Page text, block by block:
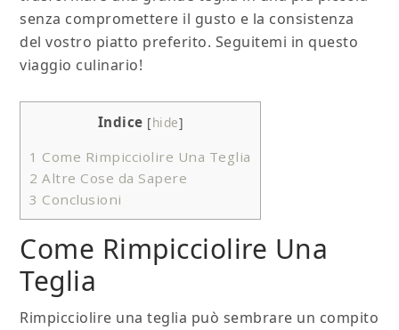
senza compromettere il gusto e la consistenza
del vostro piatto preferito. Seguitemi in questo
viaggio culinario!
Indice [hide]
1 Come Rimpicciolire Una Teglia
2 Altre Cose da Sapere
3 Conclusioni
Come Rimpicciolire Una
Teglia
Rimpicciolire una teglia può sembrare un compito